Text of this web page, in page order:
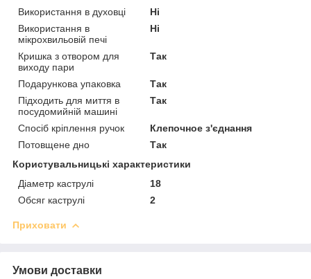
Використання в духовці
Ні
Використання в
мікрохвильовій печі
Ні
Кришка з отвором для
виходу пари
Так
Подарункова упаковка
Так
Підходить для миття в
посудомийній машині
Так
Спосіб кріплення ручок
Клепочное з'єднання
Потовщене дно
Так
Користувальницькі характеристики
Діаметр каструлі
18
Обсяг каструлі
2
Приховати
Умови доставки